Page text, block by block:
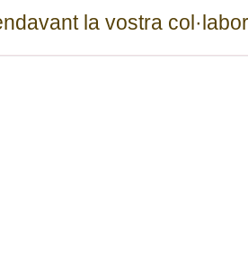
la vostra